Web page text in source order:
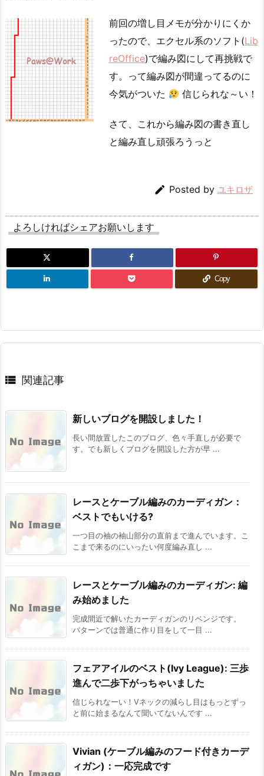
前回の増し目メモが分かりにくか
ったので、エクセル系のソフト(Lib
reOffice)で編み図にして再挑戦で
す。って編み図が間違ってるのに
今気がついた
信じられな～い！
さて、これから編み図の書き直し
と編み直し頑張ろうっと
 Posted by ユキロザ
よろしければシェアお願いします
Copy
 関連記事
新しいブログを開設しました！
長い間放置したこのブログ、色々手直しが必要で
す。でも新しくブログを開設した方が早 ...
レースとケーブル編みのカーディガン：
ベストでもいける?
一つ目の袖の袖山部分の直前まで進んでいます。こ
こまで来るのにいったい何度編み直し ...
レースとケーブル編みのカーディガン: 編
み始めました
完成間近で解いたカーディガンのリベンジです。
パターンでは普通に作り目をして一目 ...
フェアアイルのベスト(Ivy League): 三歩
進んで二歩下がっちゃいました
信じられなーい！Vネックの減らし目はもっとずっ
と前に始まるなんて聞いてないんです ...
Vivian (ケーブル編みのフード付きカーデ
ィガン)：一応完成です